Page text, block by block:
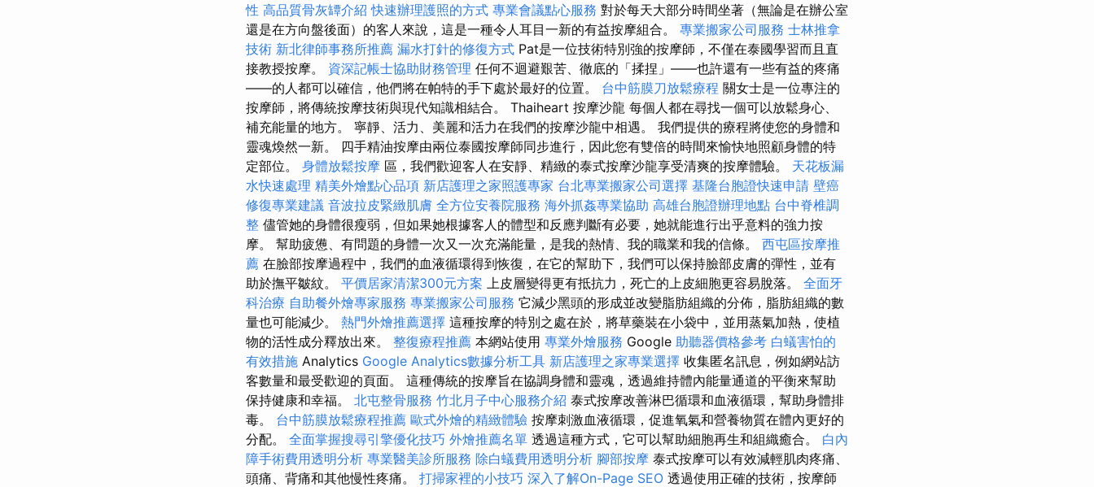
性 高品質骨灰罈介紹 快速辦理護照的方式 專業會議點心服務 對於每天大部分時間坐著（無論是在辦公室
還是在方向盤後面）的客人來說，這是一種令人耳目一新的有益按摩組合。 專業搬家公司服務 士林推拿
技術 新北律師事務所推薦 漏水打針的修復方式 Pat是一位技術特別強的按摩師，不僅在泰國學習而且直
接教授按摩。 資深記帳士協助財務管理 任何不迴避艱苦、徹底的「揉捏」——也許還有一些有益的疼痛
——的人都可以確信，他們將在帕特的手下處於最好的位置。 台中筋膜刀放鬆療程 關女士是一位專注的
按摩師，將傳統按摩技術與現代知識相結合。 Thaiheart 按摩沙龍 每個人都在尋找一個可以放鬆身心、
補充能量的地方。 寧靜、活力、美麗和活力在我們的按摩沙龍中相遇。 我們提供的療程將使您的身體和
靈魂煥然一新。 四手精油按摩由兩位泰國按摩師同步進行，因此您有雙倍的時間來愉快地照顧身體的特
定部位。 身體放鬆按摩 區，我們歡迎客人在安靜、精緻的泰式按摩沙龍享受清爽的按摩體驗。 天花板漏
水快速處理 精美外燴點心品項 新店護理之家照護專家 台北專業搬家公司選擇 基隆台胞證快速申請 壁癌
修復專業建議 音波拉皮緊緻肌膚 全方位安養院服務 海外抓姦專業協助 高雄台胞證辦理地點 台中脊椎調
整 儘管她的身體很瘦弱，但如果她根據客人的體型和反應判斷有必要，她就能進行出乎意料的強力按
摩。 幫助疲憊、有問題的身體一次又一次充滿能量，是我的熱情、我的職業和我的信條。 西屯區按摩推
薦 在臉部按摩過程中，我們的血液循環得到恢復，在它的幫助下，我們可以保持臉部皮膚的彈性，並有
助於撫平皺紋。 平價居家清潔300元方案 上皮層變得更有抵抗力，死亡的上皮細胞更容易脫落。 全面牙
科治療 自助餐外燴專家服務 專業搬家公司服務 它減少黑頭的形成並改變脂肪組織的分佈，脂肪組織的數
量也可能減少。 熱門外燴推薦選擇 這種按摩的特別之處在於，將草藥裝在小袋中，並用蒸氣加熱，使植
物的活性成分釋放出來。 整復療程推薦 本網站使用 專業外燴服務 Google 助聽器價格參考 白蟻害怕的
有效措施 Analytics Google Analytics數據分析工具 新店護理之家專業選擇 收集匿名訊息，例如網站訪
客數量和最受歡迎的頁面。 這種傳統的按摩旨在協調身體和靈魂，透過維持體內能量通道的平衡來幫助
保持健康和幸福。 北屯整骨服務 竹北月子中心服務介紹 泰式按摩改善淋巴循環和血液循環，幫助身體排
毒。 台中筋膜放鬆療程推薦 歐式外燴的精緻體驗 按摩刺激血液循環，促進氧氣和營養物質在體內更好的
分配。 全面掌握搜尋引擎優化技巧 外燴推薦名單 透過這種方式，它可以幫助細胞再生和組織癒合。 白內
障手術費用透明分析 專業醫美診所服務 除白蟻費用透明分析 腳部按摩 泰式按摩可以有效減輕肌肉疼痛、
頭痛、背痛和其他慢性疼痛。 打掃家裡的小技巧 深入了解On-Page SEO 透過使用正確的技術，按摩師